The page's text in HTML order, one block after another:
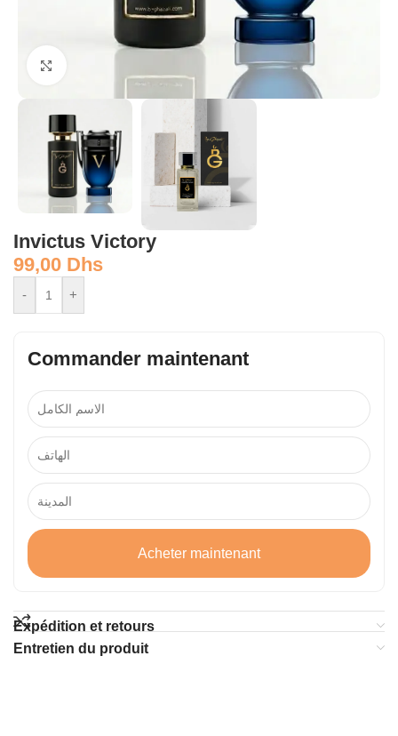
Invictus Victory
99,00 Dhs
- +
Commander maintenant
Acheter maintenant
Expédition et retours
Entretien du produit